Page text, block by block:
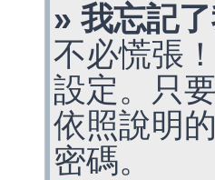
» 我忘記
不必慌張
設定。只
依照說明
密碼。